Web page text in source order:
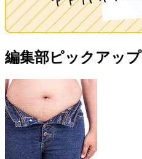
編集部ピックアップ